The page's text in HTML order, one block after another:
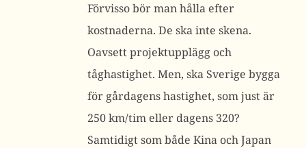
Förvisso bör man hålla efter
kostnaderna. De ska inte skena.
Oavsett projektupplägg och
tåghastighet. Men, ska Sverige bygga
för gårdagens hastighet, som just är
250 km/tim eller dagens 320?
Samtidigt som både Kina och Japan